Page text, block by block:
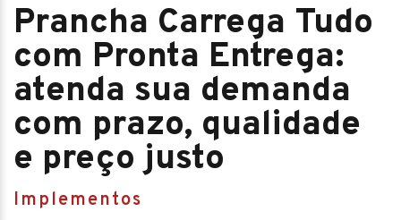
Prancha Carrega Tudo
com Pronta Entrega:
atenda sua demanda
com prazo, qualidade
e preço justo
Implementos